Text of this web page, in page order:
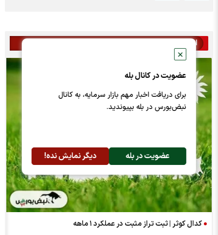
✕
عضویت در کانال بله
برای دریافت اخبار مهم بازار سرمایه، به کانال
نبض‌بورس در بله بپیوندید.
عضویت در بله دیگر نمایش نده!
اخبار مرتبط
کدال کوثر | ثبت تراز مثبت در عملکرد ۱ ماهه